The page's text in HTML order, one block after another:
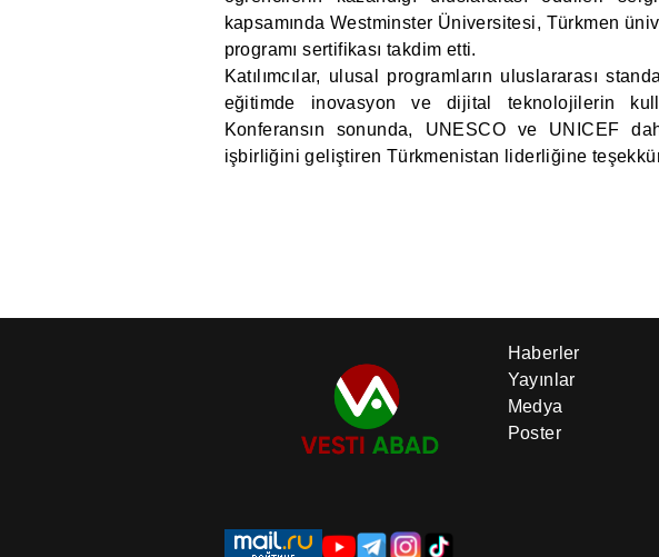
kapsamında Westminster Üniversitesi, Türkmen
programı sertifikası takdim etti.
Katılımcılar, ulusal programların uluslararası
eğitimde inovasyon ve dijital teknolojilerin
Konferansın sonunda, UNESCO ve UNICEF
işbirliğini geliştiren Türkmenistan liderliğine
Haberler
Yayınlar
Medya
Poster